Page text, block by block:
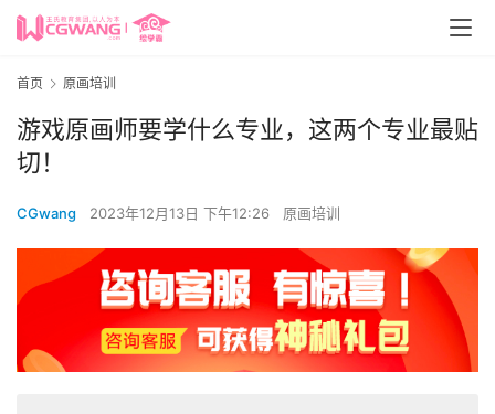
首页 原画培训
游戏原画师要学什么专业，这两个专业最贴
切！
CGwang 2023年12月13日 下午12:26 原画培训